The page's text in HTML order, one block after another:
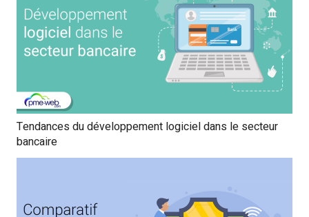
Tendances du développement logiciel dans le secteur
bancaire